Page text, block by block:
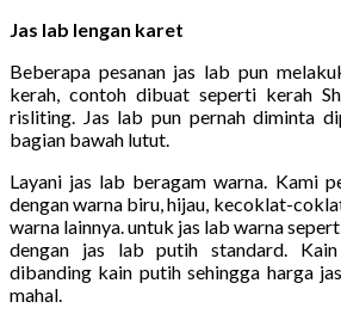
Jas lab lengan karet
Beberapa pesanan jas lab pun
kerah, contoh dibuat seperti kerah
risliting. Jas lab pun pernah diminta
bagian bawah lutut.
Layani jas lab beragam warna. Kami
dengan warna biru, hijau, kecoklat-
warna lainnya. untuk jas lab warna
dengan jas lab putih standard.
dibanding kain putih sehingga harga
mahal.